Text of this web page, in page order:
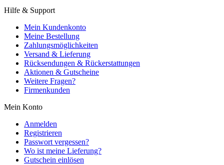
Hilfe & Support
Mein Kundenkonto
Meine Bestellung
Zahlungsmöglichkeiten
Versand & Lieferung
Rücksendungen & Rückerstattungen
Aktionen & Gutscheine
Weitere Fragen?
Firmenkunden
Mein Konto
Anmelden
Registrieren
Passwort vergessen?
Wo ist meine Lieferung?
Gutschein einlösen